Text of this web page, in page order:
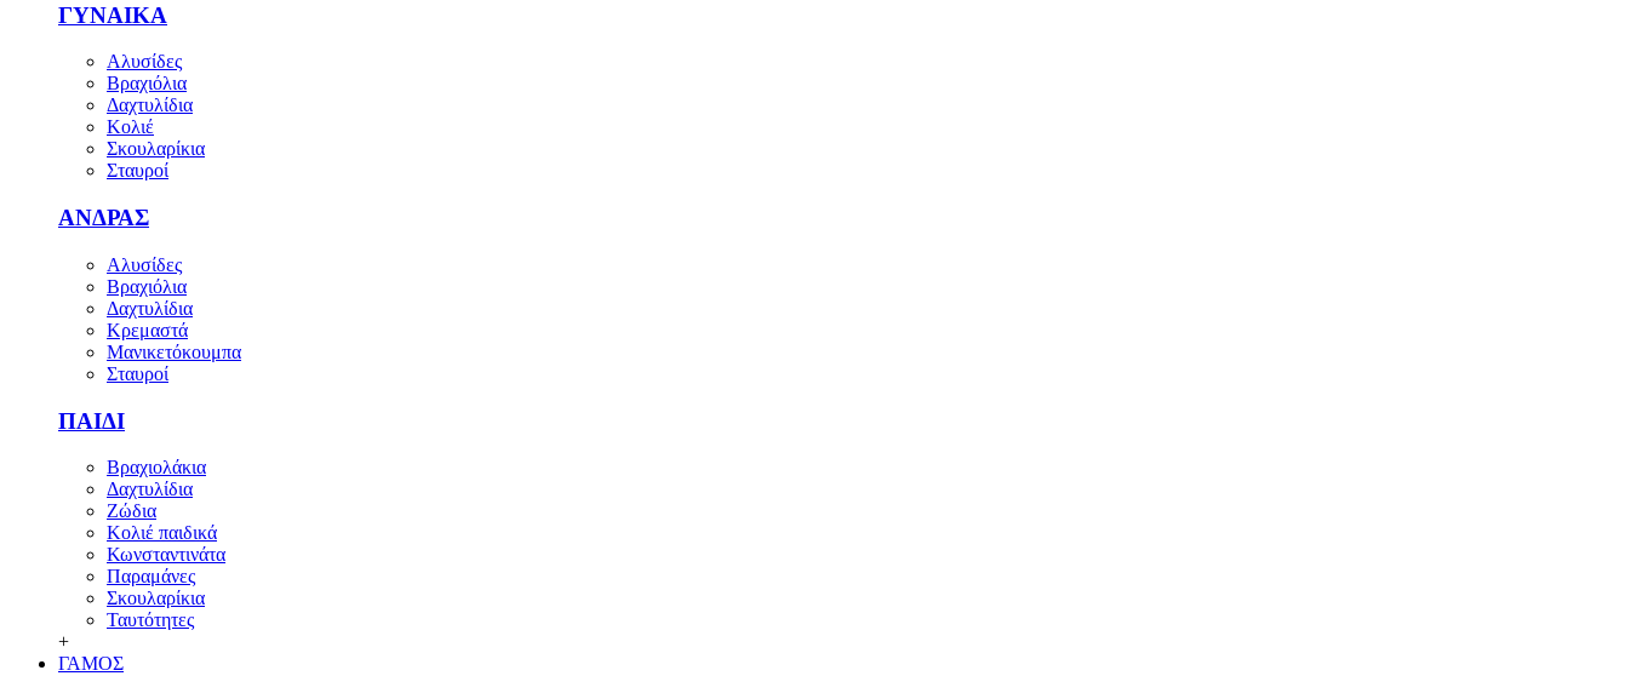
ΓΥΝΑΙΚΑ
Αλυσίδες
Βραχιόλια
Δαχτυλίδια
Κολιέ
Σκουλαρίκια
Σταυροί
ΑΝΔΡΑΣ
Αλυσίδες
Βραχιόλια
Δαχτυλίδια
Κρεμαστά
Μανικετόκουμπα
Σταυροί
ΠΑΙΔΙ
Βραχιολάκια
Δαχτυλίδια
Ζώδια
Κολιέ παιδικά
Κωνσταντινάτα
Παραμάνες
Σκουλαρίκια
Ταυτότητες
+
ΓΑΜΟΣ